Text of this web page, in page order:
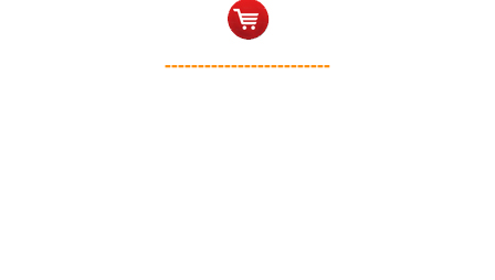
-------------------------